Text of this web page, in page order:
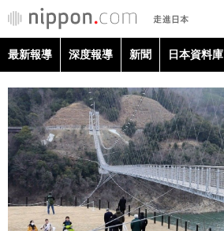
最新報導
深度報導
最新報導 深度報導 新聞 日本資料庫